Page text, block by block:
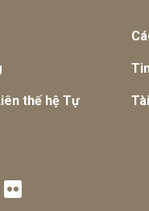
thế hệ Tự